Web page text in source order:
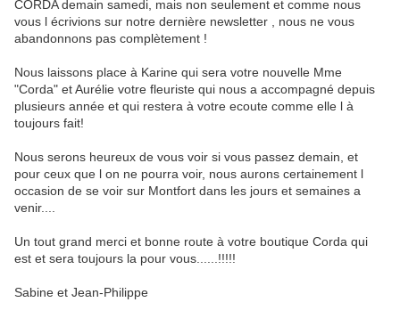
CORDA demain samedi, mais non seulement et comme nous
vous l écrivions sur notre dernière newsletter , nous ne vous
abandonnons pas complètement !
Nous laissons place à Karine qui sera votre nouvelle Mme
"Corda" et Aurélie votre fleuriste qui nous a accompagné depuis
plusieurs année et qui restera à votre ecoute comme elle l à
toujours fait!
Nous serons heureux de vous voir si vous passez demain, et
pour ceux que l on ne pourra voir, nous aurons certainement l
occasion de se voir sur Montfort dans les jours et semaines a
venir....
Un tout grand merci et bonne route à votre boutique Corda qui
est et sera toujours la pour vous......!!!!!
Sabine et Jean-Philippe